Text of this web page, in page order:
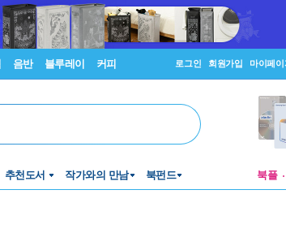
음반 블루레이 커피 로그인 회원가입 마이페이
추천도서 작가와의 만남 북펀드 북플